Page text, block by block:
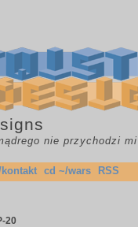
nie przychodzi mi
cd ~/wars RSS
20